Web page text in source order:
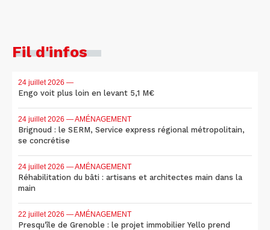
Fil d'infos
24 juillet 2026 —
Engo voit plus loin en levant 5,1 M€
24 juillet 2026 — AMÉNAGEMENT
Brignoud : le SERM, Service express régional métropolitain,
se concrétise
24 juillet 2026 — AMÉNAGEMENT
Réhabilitation du bâti : artisans et architectes main dans la
main
22 juillet 2026 — AMÉNAGEMENT
Presqu'île de Grenoble : le projet immobilier Yello prend